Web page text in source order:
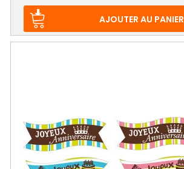
AJOUTER AU PANIER